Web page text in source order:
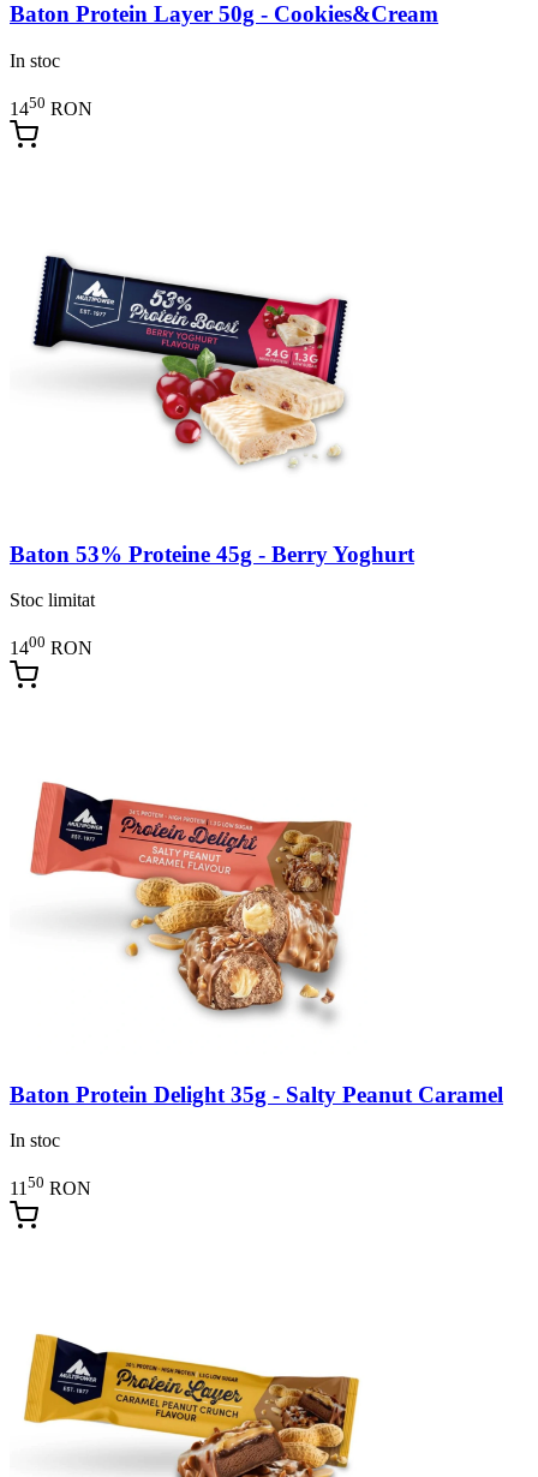
Baton Protein Layer 50g - Cookies&Cream
In stoc
1450 RON
Baton 53% Proteine 45g - Berry Yoghurt
Stoc limitat
1400 RON
Baton Protein Delight 35g - Salty Peanut Caramel
In stoc
1150 RON